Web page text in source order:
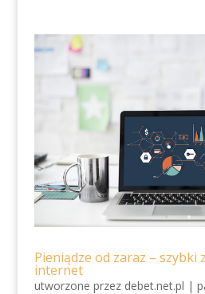
Pieniądze od zaraz – szybki
internet
utworzone przez debet.net.pl |